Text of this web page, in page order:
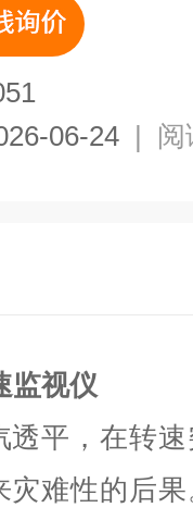
06-24 | 阅
监视仪
透平，在转
灾难性的后